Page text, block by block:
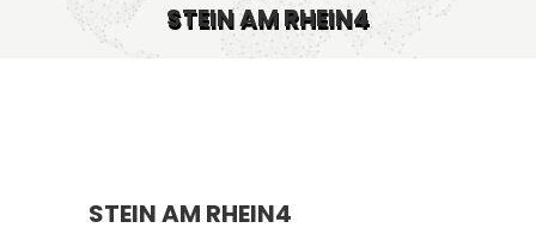
STEIN AM RHEIN4
STEIN AM RHEIN4